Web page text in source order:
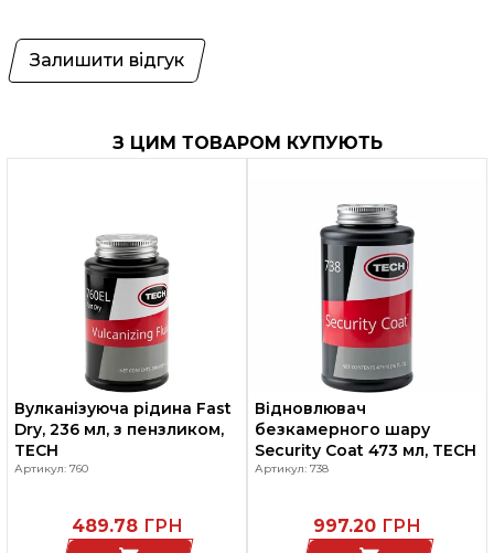
Залишити відгук
З ЦИМ ТОВАРОМ КУПУЮТЬ
Вулканізуюча рідина Fast
Dry, 236 мл, з пензликом,
TECH
Артикул: 760
489.78 ГРН
Відновлювач
безкамерного шару
Security Coat 473 мл, TECH
Артикул: 738
997.20 ГРН